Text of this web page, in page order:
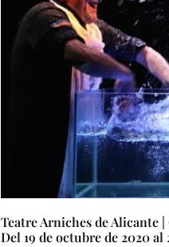
Teatre Arniches de Alicante
Del 19 de octubre de 2020 al